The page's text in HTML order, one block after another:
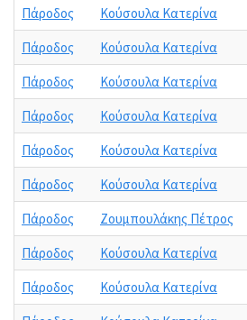
Πάροδος
Κούσουλα Κατερίνα
Πάροδος
Κούσουλα Κατερίνα
Πάροδος
Κούσουλα Κατερίνα
Πάροδος
Κούσουλα Κατερίνα
Πάροδος
Κούσουλα Κατερίνα
Πάροδος
Κούσουλα Κατερίνα
Πάροδος
Ζουμπουλάκης Πέτρος
Πάροδος
Κούσουλα Κατερίνα
Πάροδος
Κούσουλα Κατερίνα